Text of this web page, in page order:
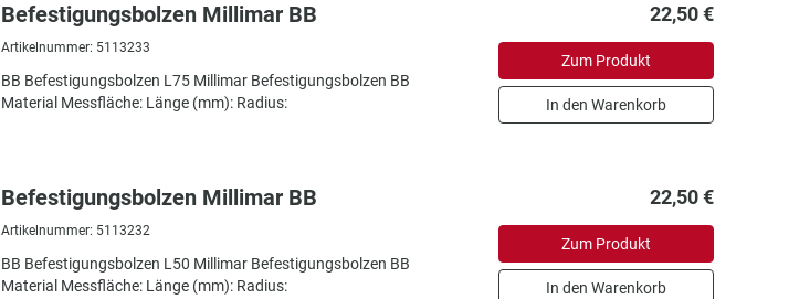
Befestigungsbolzen Millimar BB
Artikelnummer: 5113233
BB Befestigungsbolzen L75 Millimar Befestigungsbolzen BB
Material Messfläche: Länge (mm): Radius:
22,50 €
Zum Produkt
In den Warenkorb
Befestigungsbolzen Millimar BB
Artikelnummer: 5113232
BB Befestigungsbolzen L50 Millimar Befestigungsbolzen BB
Material Messfläche: Länge (mm): Radius:
22,50 €
Zum Produkt
In den Warenkorb